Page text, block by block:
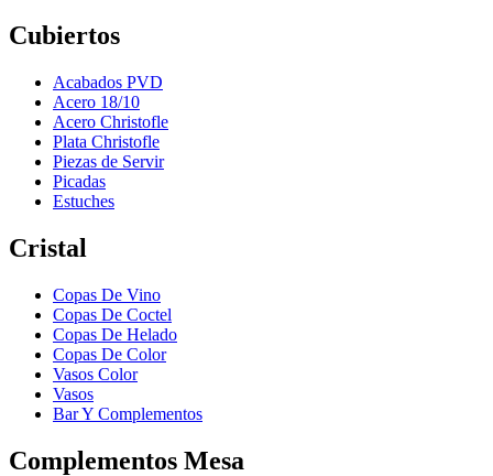
Cubiertos
Acabados PVD
Acero 18/10
Acero Christofle
Plata Christofle
Piezas de Servir
Picadas
Estuches
Cristal
Copas De Vino
Copas De Coctel
Copas De Helado
Copas De Color
Vasos Color
Vasos
Bar Y Complementos
Complementos Mesa